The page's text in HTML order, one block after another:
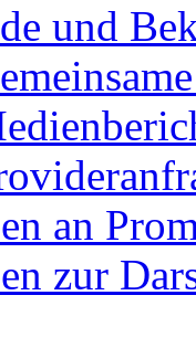
und
an
zur